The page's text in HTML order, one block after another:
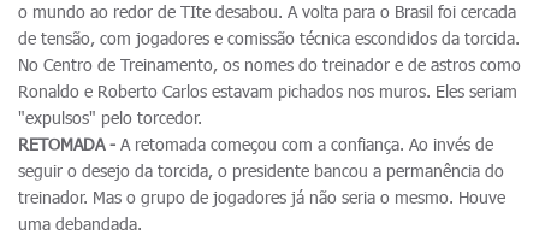
o mundo ao redor de TIte desabou. A volta para o Brasil foi cercada
de tensão, com jogadores e comissão técnica escondidos da torcida.
No Centro de Treinamento, os nomes do treinador e de astros como
Ronaldo e Roberto Carlos estavam pichados nos muros. Eles seriam
"expulsos" pelo torcedor.
RETOMADA - A retomada começou com a confiança. Ao invés de
seguir o desejo da torcida, o presidente bancou a permanência do
treinador. Mas o grupo de jogadores já não seria o mesmo. Houve
uma debandada.